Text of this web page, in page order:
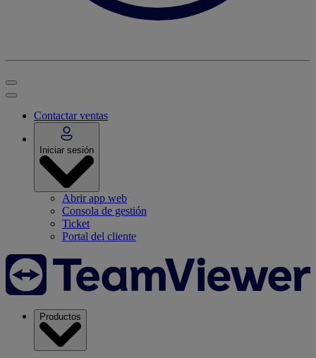
Contactar ventas
Iniciar sesión
Abrir app web
Consola de gestión
Ticket
Portal del cliente
Productos